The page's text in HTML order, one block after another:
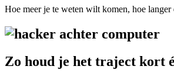
Hoe meer je te weten wilt komen, hoe
Zo houd je het traject kort